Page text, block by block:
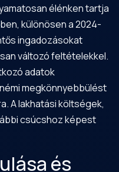
élénken tartja
különösen a 2024-
ingadozásokat
változó feltételekkel.
adatok
megkönnyebbülést
A lakhatási költségek,
csúcshoz képest
és